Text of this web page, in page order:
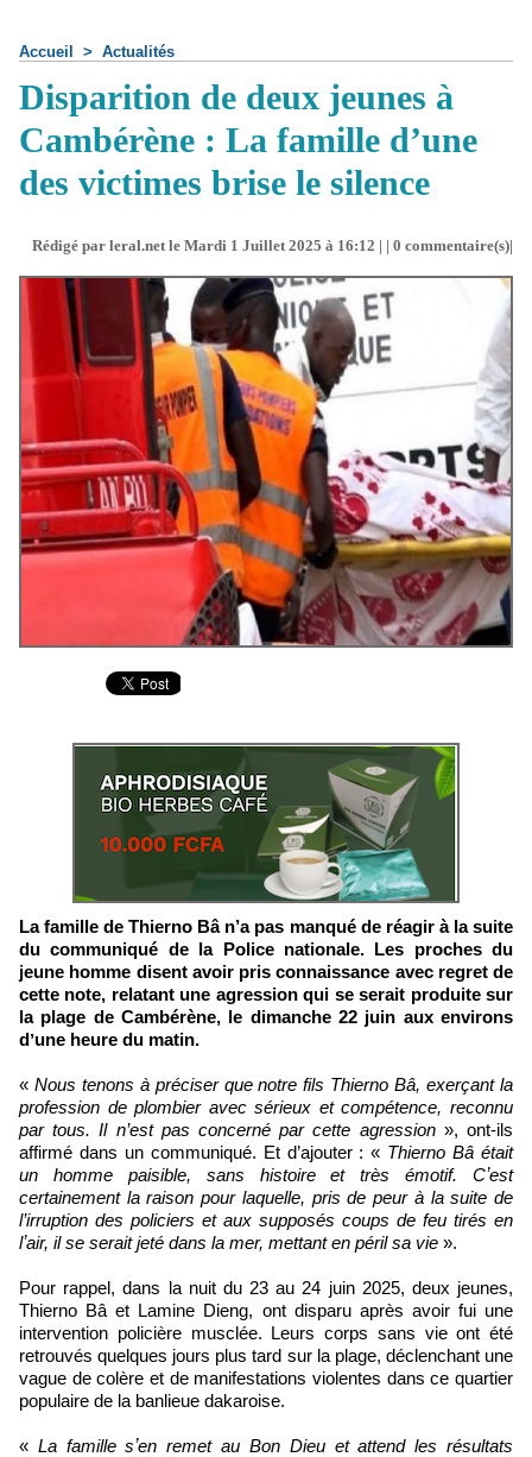
Accueil > Actualités
Disparition de deux jeunes à
Cambérène : La famille d’une
des victimes brise le silence
Rédigé par leral.net le Mardi 1 Juillet 2025 à 16:12 | | 0 commentaire(s)|
La famille de Thierno Bâ n’a pas manqué de réagir à la suite
du communiqué de la Police nationale. Les proches du
jeune homme disent avoir pris connaissance avec regret de
cette note, relatant une agression qui se serait produite sur
la plage de Cambérène, le dimanche 22 juin aux environs
dʼune heure du matin.
« Nous tenons à préciser que notre fils Thierno Bâ, exerçant la
profession de plombier avec sérieux et compétence, reconnu
par tous. Il n’est pas concerné par cette agression », ont-ils
affirmé dans un communiqué. Et d’ajouter : « Thierno Bâ était
un homme paisible, sans histoire et très émotif. Cʼest
certainement la raison pour laquelle, pris de peur à la suite de
l’irruption des policiers et aux supposés coups de feu tirés en
lʼair, il se serait jeté dans la mer, mettant en péril sa vie ».
Pour rappel, dans la nuit du 23 au 24 juin 2025, deux jeunes,
Thierno Bâ et Lamine Dieng, ont disparu après avoir fui une
intervention policière musclée. Leurs corps sans vie ont été
retrouvés quelques jours plus tard sur la plage, déclenchant une
vague de colère et de manifestations violentes dans ce quartier
populaire de la banlieue dakaroise.
« La famille sʼen remet au Bon Dieu et attend les résultats